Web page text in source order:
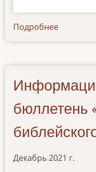
Подробнее
бюллетень
Декабрь 2021 г.